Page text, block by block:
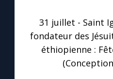
Le site internet
Questions-réponses
31 juillet - Saint
fondateur des
éthiopienne :